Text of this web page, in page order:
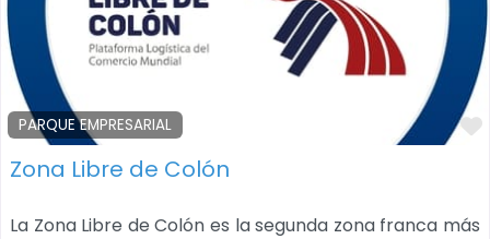
PARQUE EMPRESARIAL
Zona Libre de Colón
La Zona Libre de Colón es la segunda zona franca más